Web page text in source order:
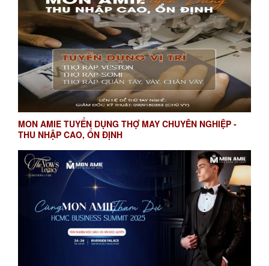
MON AMIE TUYỂN DỤNG THỢ MAY CHUYÊN NGHIỆP -
THU NHẬP CAO, ỔN ĐỊNH